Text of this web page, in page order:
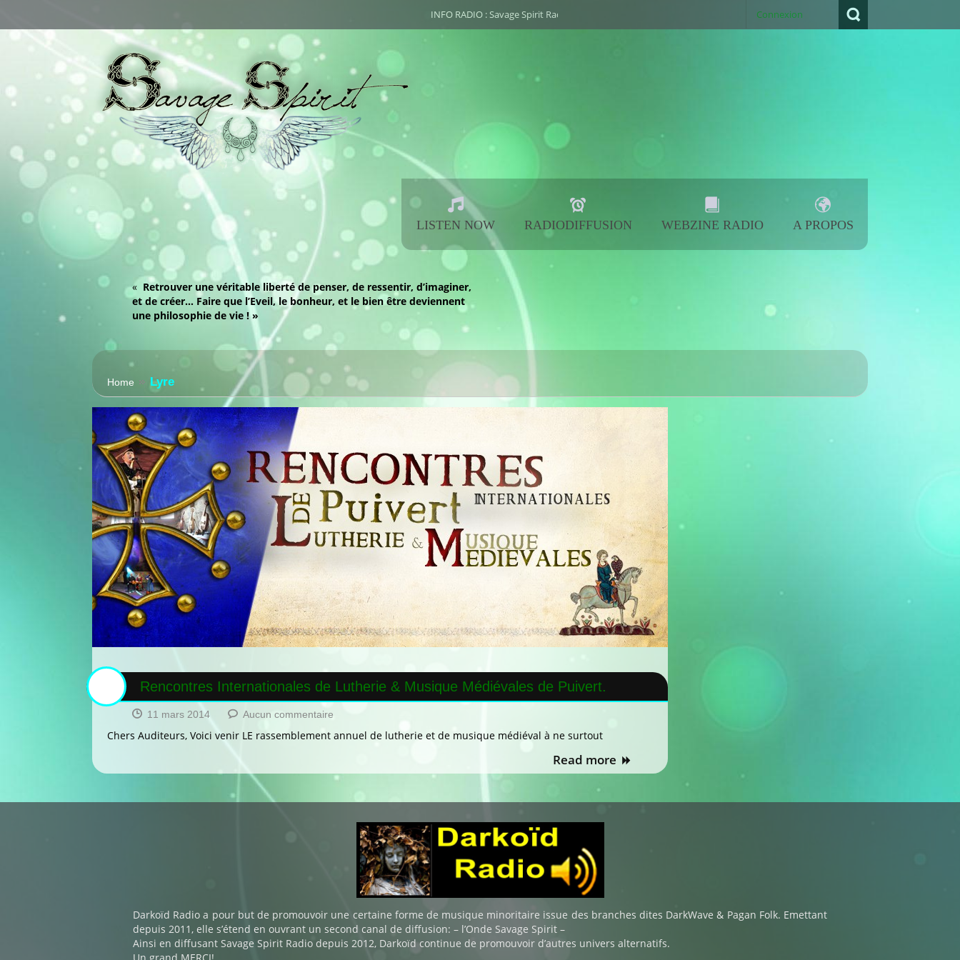
INFO RADIO : Savage Spirit Radio, broadcasted by - Contact: +33 6 95 59 83 77
Connexion
LISTEN NOW RADIODIFFUSION WEBZINE RADIO A PROPOS
« Retrouver une véritable liberté de penser, de ressentir, d’imaginer,
et de créer… Faire que l’Eveil, le bonheur, et le bien être deviennent
une philosophie de vie ! »
Home Lyre
Rencontres Internationales de Lutherie & Musique Médiévales de Puivert.
11 mars 2014 Aucun commentaire
Internationales
Puivert.
Chers Auditeurs, Voici venir LE rassemblement annuel de lutherie et de musique médiéval à ne surtout
Read more
Darkoïd Radio a pour but de promouvoir une certaine forme de musique minoritaire issue des branches dites DarkWave & Pagan Folk. Emettant
depuis 2011, elle s’étend en ouvrant un second canal de diffusion: – l’Onde Savage Spirit –
Ainsi en diffusant Savage Spirit Radio depuis 2012, Darkoïd continue de promouvoir d’autres univers alternatifs.
Un grand MERCI!